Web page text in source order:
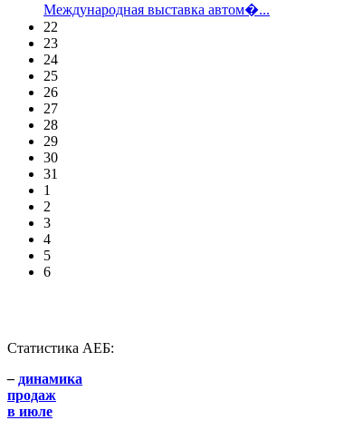
Международная выставка автом�...
22
23
24
25
26
27
28
29
30
31
1
2
3
4
5
6
Статистика АЕБ:
– динамика
продаж
в июле